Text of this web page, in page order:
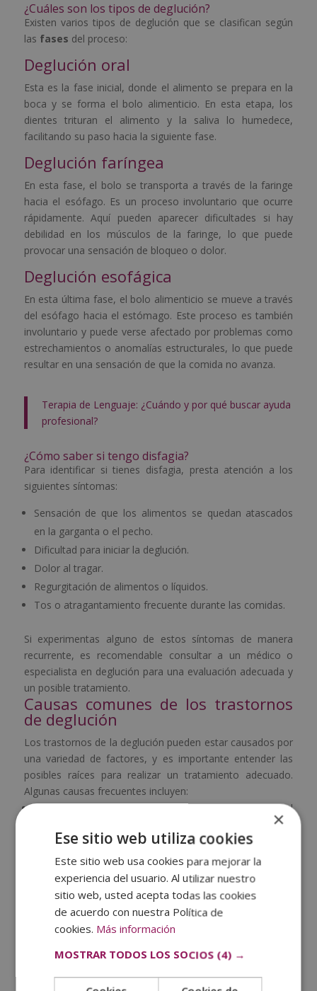
¿Cuáles son los tipos de deglución?
Existen varios tipos de deglución que se clasifican según
las fases del proceso:
Deglución oral
Esta es la fase inicial, donde el alimento se prepara en la
boca y se forma el bolo alimenticio. En esta etapa, los
dientes trituran el alimento y la saliva lo humedece,
facilitando su paso hacia la siguiente fase.
Deglución faríngea
En esta fase, el bolo se transporta a través de la faringe
hacia el esófago. Es un proceso involuntario que ocurre
rápidamente. Aquí pueden aparecer dificultades si hay
debilidad en los músculos de la faringe, lo que puede
provocar una sensación de bloqueo o dolor.
Deglución esofágica
En esta última fase, el bolo alimenticio se mueve a través
del esófago hacia el estómago. Este proceso es también
involuntario y puede verse afectado por problemas como
estrechamientos o anomalías estructurales, lo que puede
resultar en una sensación de que la comida no avanza.
Terapia de Lenguaje: ¿Cuándo y por qué buscar ayuda
profesional?
¿Cómo saber si tengo disfagia?
Para identificar si tienes disfagia, presta atención a los
siguientes síntomas:
Sensación de que los alimentos se quedan atascados
en la garganta o el pecho.
Dificultad para iniciar la deglución.
Dolor al tragar.
Regurgitación de alimentos o líquidos.
Tos o atragantamiento frecuente durante las comidas.
Si experimentas alguno de estos síntomas de manera
recurrente, es recomendable consultar a un médico o
especialista en deglución para una evaluación adecuada y
un posible tratamiento.
Causas comunes de los trastornos
de deglución
Los trastornos de la deglución pueden estar causados por
una variedad de factores, y es importante entender las
posibles raíces para realizar un tratamiento adecuado.
Algunas causas frecuentes incluyen:
Condiciones neurológicas
: Enfermedades como el
Parkinson, la esclerosis múltiple o los accidentes
cerebrovasculares pueden afectar los nervios y los
músculos involucrados en la deglución, dificultando el
proceso.
Evaluación Neuropsicológica en Niños/as: Duración,
Problemas musculares : Trastornos musculares como
×
Ese sitio web utiliza cookies
Este sitio web usa cookies para mejorar la
experiencia del usuario. Al utilizar nuestro
sitio web, usted acepta todas las cookies
de acuerdo con nuestra Política de
cookies. Más información
MOSTRAR TODOS LOS SOCIOS (4) →